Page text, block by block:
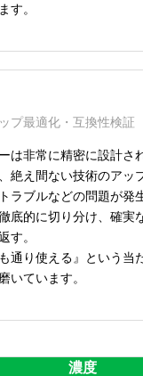
す。
プ最適化・互換性検証
は非常に精密に設計さ
絶え間ない技術のアッ
ラブルなどの問題が発
底的に切り分け、確実
す。
通り使える』という当
いています。
濃度